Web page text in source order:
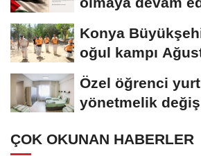
Konya
oğul kampı
Özel öğrenci
yönetmelik
ÇOK OKUNAN HABERLER